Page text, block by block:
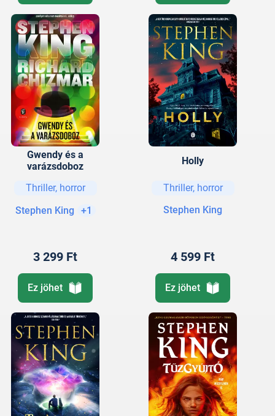
Gwendy és a
varázsdoboz
Thriller, horror
Stephen King
+1
3 299 Ft
Ez jöhet
Holly
Thriller, horror
Stephen King
4 599 Ft
Ez jöhet